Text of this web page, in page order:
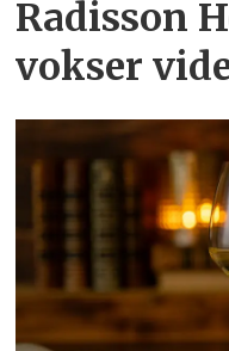
Radisson
vokser